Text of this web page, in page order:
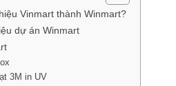
Vinmart thành Winmart?
dự án Winmart
3M in UV